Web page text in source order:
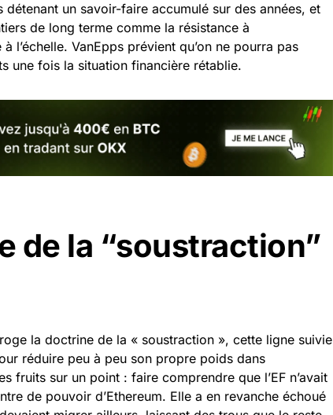
un savoir-faire accumulé sur des années, et
de long terme comme la résistance à
à l’échelle. VanEpps prévient qu’on ne pourra pas
une fois la situation financière rétablie.
de la “soustraction”
la doctrine de la « soustraction », cette ligne suivie
réduire peu à peu son propre poids dans
fruits sur un point : faire comprendre que l’EF n’avait
de pouvoir d’Ethereum. Elle a en revanche échoué